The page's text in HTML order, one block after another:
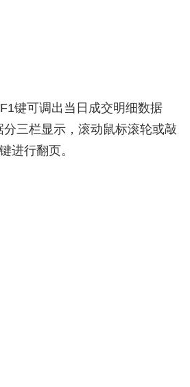
键可调出当日成交明细数据
分三栏显示，滚动鼠标滚轮或敲
进行翻页。